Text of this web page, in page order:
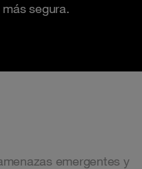
segura.
emergentes y